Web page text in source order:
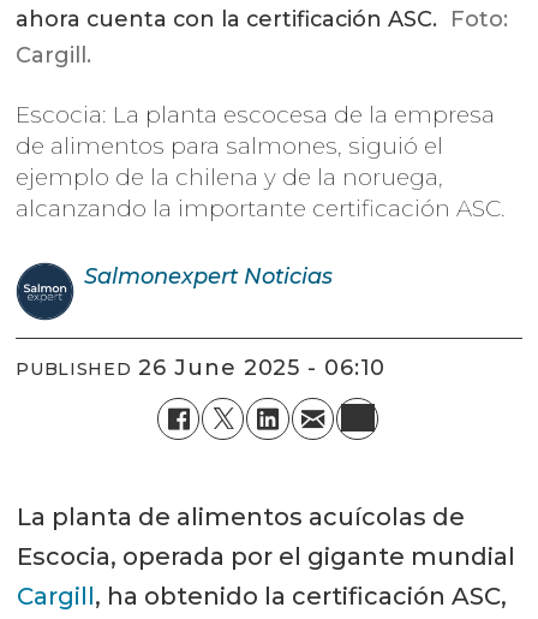
ahora cuenta con la certificación ASC. Foto:
Cargill.
Escocia: La planta escocesa de la empresa
de alimentos para salmones, siguió el
ejemplo de la chilena y de la noruega,
alcanzando la importante certificación ASC.
Salmonexpert Noticias
PUBLISHED 26 June 2025 - 06:10
La planta de alimentos acuícolas de
Escocia, operada por el gigante mundial
Cargill, ha obtenido la certificación ASC,